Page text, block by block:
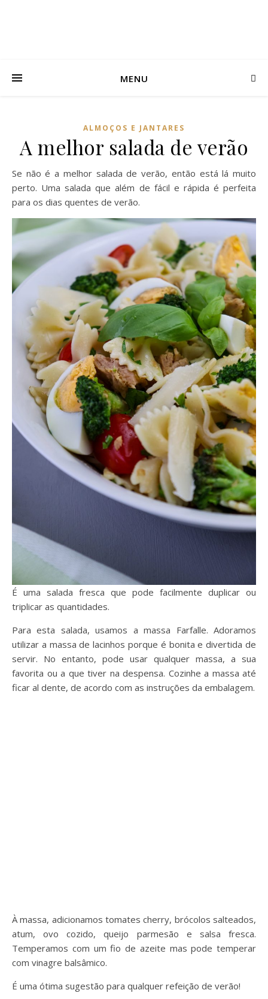
MENU
ALMOÇOS E JANTARES
A melhor salada de verão
Se não é a melhor salada de verão, então está lá muito
perto. Uma salada que além de fácil e rápida é perfeita
para os dias quentes de verão.
É uma salada fresca que pode facilmente duplicar ou
triplicar as quantidades.
Para esta salada, usamos a massa Farfalle. Adoramos
utilizar a massa de lacinhos porque é bonita e divertida de
servir. No entanto, pode usar qualquer massa, a sua
favorita ou a que tiver na despensa. Cozinhe a massa até
ficar al dente, de acordo com as instruções da embalagem.
À massa, adicionamos tomates cherry, brócolos salteados,
atum, ovo cozido, queijo parmesão e salsa fresca.
Temperamos com um fio de azeite mas pode temperar
com vinagre balsâmico.
É uma ótima sugestão para qualquer refeição de verão!